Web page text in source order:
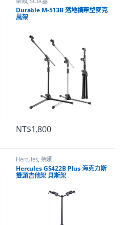
Durable M-513B 落地攜帶型麥克
風架
NT$1,800
Hercules, 架類
Hercules GS422B Plus 海克力斯
雙頭吉他架 貝斯架